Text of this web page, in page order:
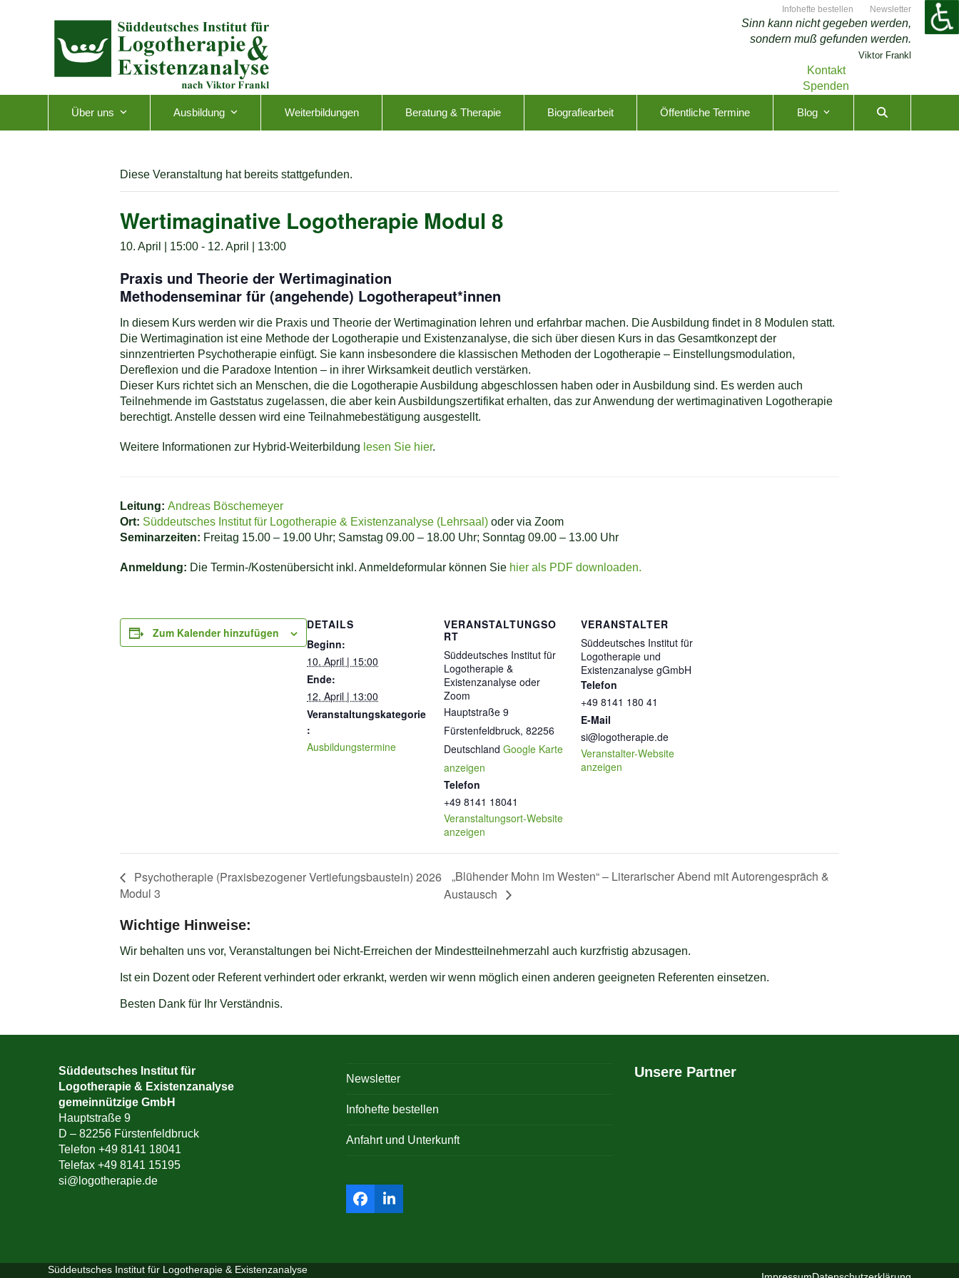
Infohefte bestellen Newsletter
Sinn kann nicht gegeben werden,
sondern muß gefunden werden.
Viktor Frankl
Kontakt
Spenden
Über uns Ausbildung Weiterbildungen Beratung & Therapie Biografiearbeit Öffentliche Termine Blog
Diese Veranstaltung hat bereits stattgefunden.
Wertimaginative Logotherapie Modul 8
10. April | 15:00 - 12. April | 13:00
Praxis und Theorie der Wertimagination
Methodenseminar für (angehende) Logotherapeut*innen
In diesem Kurs werden wir die Praxis und Theorie der Wertimagination lehren und erfahrbar machen. Die Ausbildung findet in 8 Modulen statt.
Die Wertimagination ist eine Methode der Logotherapie und Existenzanalyse, die sich über diesen Kurs in das Gesamtkonzept der
sinnzentrierten Psychotherapie einfügt. Sie kann insbesondere die klassischen Methoden der Logotherapie – Einstellungsmodulation,
Dereflexion und die Paradoxe Intention – in ihrer Wirksamkeit deutlich verstärken.
Dieser Kurs richtet sich an Menschen, die die Logotherapie Ausbildung abgeschlossen haben oder in Ausbildung sind. Es werden auch
Teilnehmende im Gaststatus zugelassen, die aber kein Ausbildungszertifikat erhalten, das zur Anwendung der wertimaginativen Logotherapie
berechtigt. Anstelle dessen wird eine Teilnahmebestätigung ausgestellt.
Weitere Informationen zur Hybrid-Weiterbildung lesen Sie hier.
Leitung: Andreas Böschemeyer
Ort: Süddeutsches Institut für Logotherapie & Existenzanalyse (Lehrsaal) oder via Zoom
Seminarzeiten: Freitag 15.00 – 19.00 Uhr; Samstag 09.00 – 18.00 Uhr; Sonntag 09.00 – 13.00 Uhr
Anmeldung: Die Termin-/Kostenübersicht inkl. Anmeldeformular können Sie hier als PDF downloaden.
Zum Kalender hinzufügen
DETAILS
Beginn:
10. April | 15:00
Ende:
12. April | 13:00
Veranstaltungskategorie
:
Ausbildungstermine
VERANSTALTUNGSO
RT
Süddeutsches Institut für
Logotherapie &
Existenzanalyse oder
Zoom
Hauptstraße 9
Fürstenfeldbruck, 82256
Deutschland Google Karte
anzeigen
Telefon
+49 8141 18041
Veranstaltungsort-Website
anzeigen
VERANSTALTER
Süddeutsches Institut für
Logotherapie und
Existenzanalyse gGmbH
Telefon
+49 8141 180 41
E-Mail
si@logotherapie.de
Veranstalter-Website
anzeigen
Psychotherapie (Praxisbezogener Vertiefungsbaustein) 2026
Modul 3
„Blühender Mohn im Westen“ – Literarischer Abend mit Autorengespräch &
Austausch
Wichtige Hinweise:
Wir behalten uns vor, Veranstaltungen bei Nicht-Erreichen der Mindestteilnehmerzahl auch kurzfristig abzusagen.
Ist ein Dozent oder Referent verhindert oder erkrankt, werden wir wenn möglich einen anderen geeigneten Referenten einsetzen.
Besten Dank für Ihr Verständnis.
Süddeutsches Institut für
Logotherapie & Existenzanalyse
gemeinnützige GmbH
Hauptstraße 9
D – 82256 Fürstenfeldbruck
Telefon +49 8141 18041
Telefax +49 8141 15195
si@logotherapie.de
Newsletter
Infohefte bestellen
Anfahrt und Unterkunft
Facebook
LinkedIn
Unsere Partner
Süddeutsches Institut für Logotherapie & Existenzanalyse